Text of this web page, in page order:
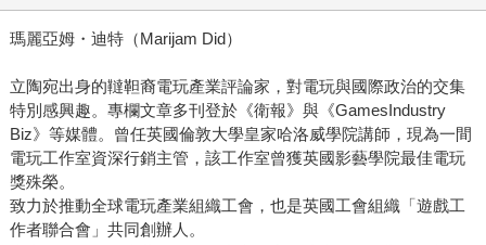
瑪麗亞姆・迪特（Marijam Did）
立陶宛出身的韃靼裔電玩產業評論家，對電玩與國際政治的交集
特別感興趣。專欄文章多刊登於《衛報》與《GamesIndustry
Biz》等媒體。曾任英國倫敦大學皇家哈洛威學院講師，現為一間
電玩工作室資深行銷主管，該工作室曾獲英國影藝學院最佳電玩
獎殊榮。
致力於推動全球電玩產業組織工會，也是英國工會組織「遊戲工
作者聯合會」共同創辦人。